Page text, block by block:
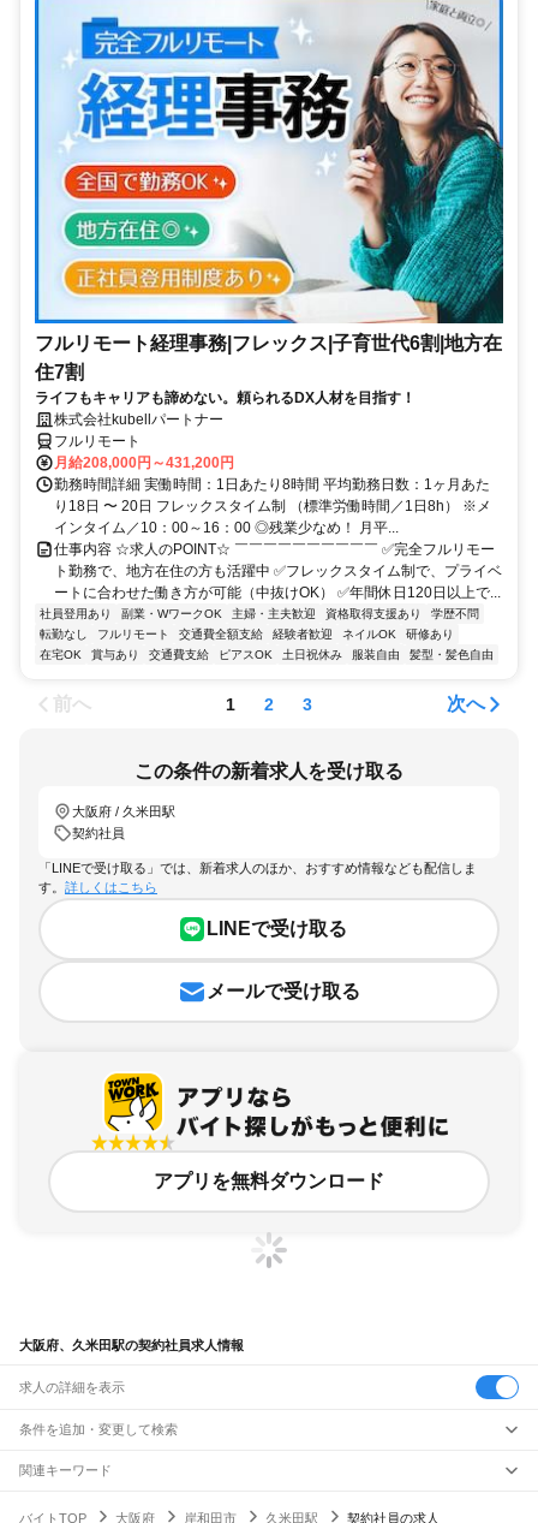
フルリモート経理事務|フレックス|子育世代6割|地方在
住7割
ライフもキャリアも諦めない。頼られるDX人材を目指す！
株式会社kubellパートナー
フルリモート
月給208,000円～431,200円
勤務時間詳細 実働時間：1日あたり8時間 平均勤務日数：1ヶ月あた
り18日 〜 20日 フレックスタイム制 （標準労働時間／1日8h） ※メ
インタイム／10：00～16：00 ◎残業少なめ！ 月平...
仕事内容 ☆求人のPOINT☆ ￣￣￣￣￣￣￣￣￣￣ ✅完全フルリモー
ト勤務で、地方在住の方も活躍中 ✅フレックスタイム制で、プライベ
ートに合わせた働き方が可能（中抜けOK） ✅年間休日120日以上で...
社員登用あり 副業・WワークOK 主婦・主夫歓迎 資格取得支援あり
学歴不問
転勤なし
フルリモート 交通費全額支給 経験者歓迎 ネイルOK
研修あり
在宅OK
賞与あり 交通費支給 ピアスOK 土日祝休み 服装自由 髪型・髪色自由
前へ 1 2 3 次へ
この条件の新着求人を受け取る
大阪府 / 久米田駅
契約社員
「LINEで受け取る」では、新着求人のほか、おすすめ情報なども配信しま
す。 詳しくはこちら
LINEで受け取る
メールで受け取る
アプリを無料ダウンロード
大阪府、久米田駅の契約社員求人情報
求人の詳細を表示
条件を追加・変更して検索
市区町村を追加・変更
駅を追加・変更
関連キーワード
バイトTOP
大阪府 岸和田市 久米田駅 契約社員の求人